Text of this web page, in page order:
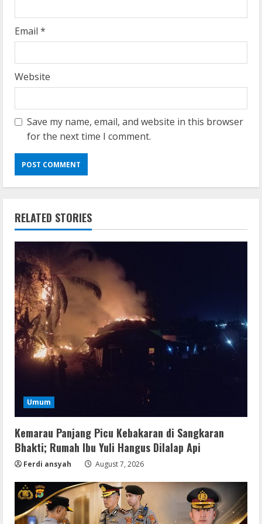
Email *
Website
Save my name, email, and website in this browser
for the next time I comment.
RELATED STORIES
Umum
Kemarau Panjang Picu Kebakaran di Sangkaran
Bhakti; Rumah Ibu Yuli Hangus Dilalap Api
Ferdi ansyah August 7, 2026